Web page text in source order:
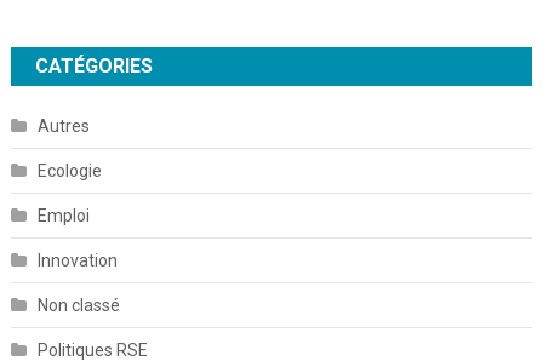
CATÉGORIES
Autres
Ecologie
Emploi
Innovation
Non classé
Politiques RSE